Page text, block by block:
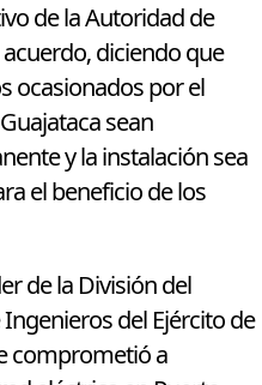
de la Autoridad de
diciendo que
ocasionados por el
sean
y la instalación sea
el beneficio de los
de la División del
del Ejército de
comprometió a